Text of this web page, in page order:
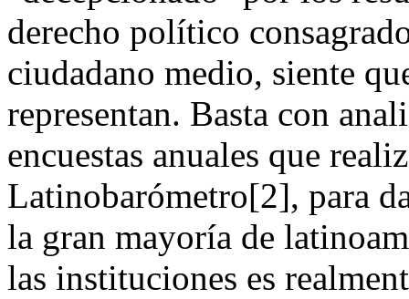
derecho político
ciudadano medio, siente
representan. Basta con
encuestas anuales que
Latinobarómetro[2], para
la gran mayoría de
las instituciones es